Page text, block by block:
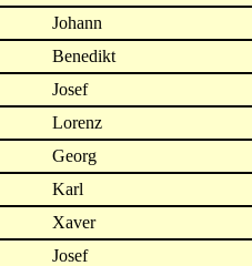
Johann
Benedikt
Josef
Lorenz
Georg
Karl
Xaver
Josef